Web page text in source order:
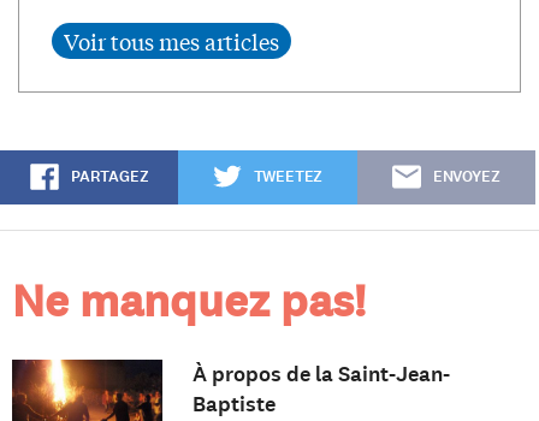
PARTAGEZ TWEETEZ ENVOYEZ
Ne manquez pas!
À propos de la Saint-Jean-
Baptiste